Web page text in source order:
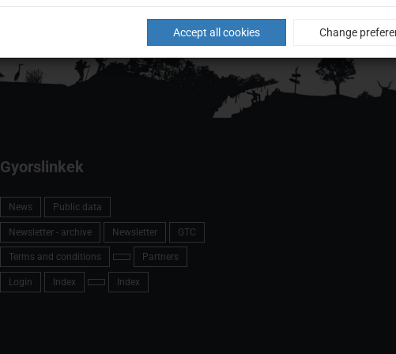
Gyorslinkek
News Public data
Newsletter - archive Newsletter GTC
Terms and conditions Partners
Login Index Index
Accept all cookies Change